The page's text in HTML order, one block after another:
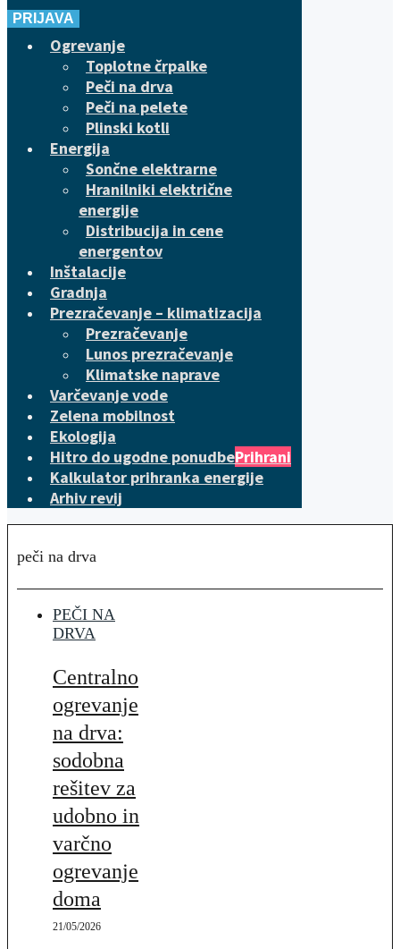
PRIJAVA
Ogrevanje
Toplotne črpalke
Peči na drva
Peči na pelete
Plinski kotli
Energija
Sončne elektrarne
Hranilniki električne
energije
Distribucija in cene
energentov
Inštalacije
Gradnja
Prezračevanje – klimatizacija
Prezračevanje
Lunos prezračevanje
Klimatske naprave
Varčevanje vode
Zelena mobilnost
Ekologija
Hitro do ugodne ponudbePrihrani
Kalkulator prihranka energije
Arhiv revij
peči na drva
PEČI NA
DRVA
Centralno
ogrevanje
na drva:
sodobna
rešitev za
udobno in
varčno
ogrevanje
doma
21/05/2026